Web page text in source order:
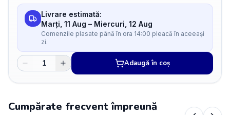
Livrare estimată:
Marți, 11 Aug – Miercuri, 12 Aug
Comenzile plasate până în ora 14:00 pleacă în aceeași
zi.
Adaugă în coș
Cumpărate frecvent împreună